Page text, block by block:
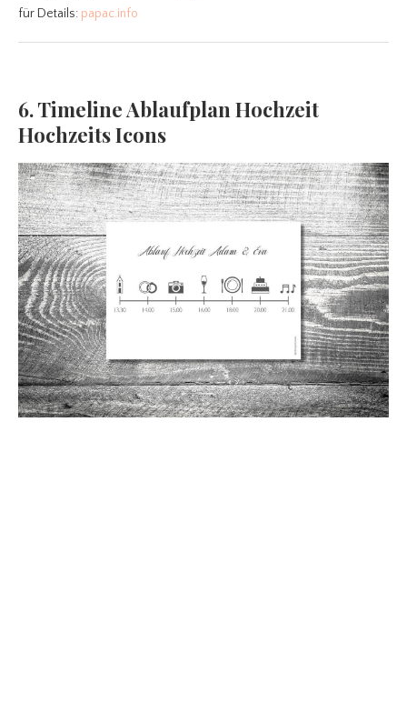
für Details: papac.info
6. Timeline Ablaufplan Hochzeit
Hochzeits Icons